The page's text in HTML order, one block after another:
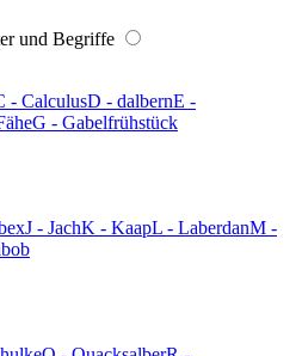
und Begriffe
- CalculusD - dalbernE -
G - Gabelfrühstück
J - JachK - KaapL - LaberdanM -